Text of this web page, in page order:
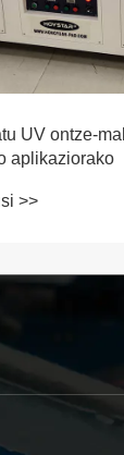
UV ontze-
aplikaziorako
>>